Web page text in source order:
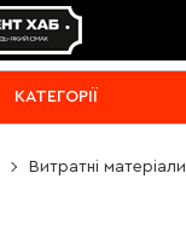
КАТЕГОРІЇ
Витратні матеріали